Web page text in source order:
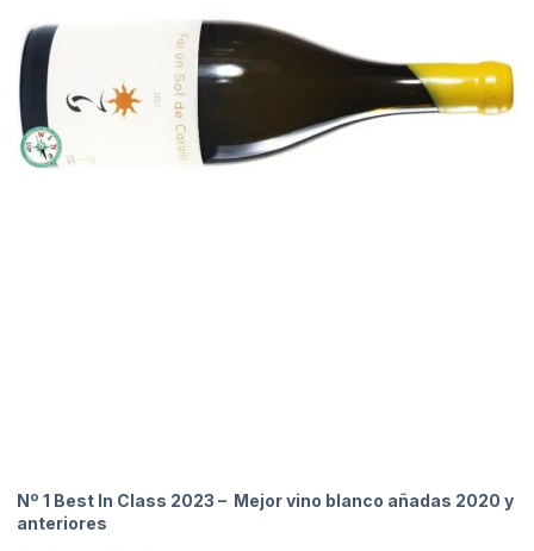
Nº 1 Best In Class 2023 – Mejor vino blanco añadas 2020 y
anteriores